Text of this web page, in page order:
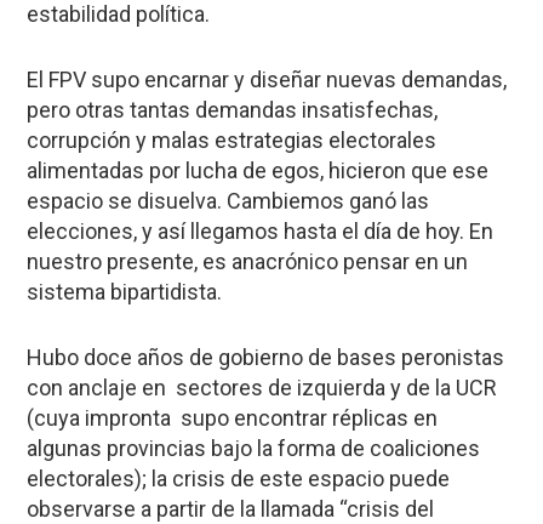
estabilidad política.
El FPV supo encarnar y diseñar nuevas demandas,
pero otras tantas demandas insatisfechas,
corrupción y malas estrategias electorales
alimentadas por lucha de egos, hicieron que ese
espacio se disuelva. Cambiemos ganó las
elecciones, y así llegamos hasta el día de hoy. En
nuestro presente, es anacrónico pensar en un
sistema bipartidista.
Hubo doce años de gobierno de bases peronistas
con anclaje en sectores de izquierda y de la UCR
(cuya impronta supo encontrar réplicas en
algunas provincias bajo la forma de coaliciones
electorales); la crisis de este espacio puede
observarse a partir de la llamada “crisis del